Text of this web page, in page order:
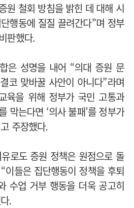
원 철회 방침을 밝힌 데 대해 시
행동에 질질 끌려간다”며 정부
판했다.
은 성명을 내어 “의대 증원 문
코 맞바꿀 사안이 아니다”라며
육을 위해 정부가 국민 고통과
막는다면 ‘의사 불패’를 정부가
주장했다.
로도 증원 정책은 원점으로 돌
이들은 집단행동이 정책을 후퇴
수업 거부 행동을 더욱 공고히
.